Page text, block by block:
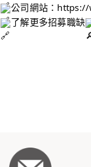
公司網站： https://
了解更多招募職缺